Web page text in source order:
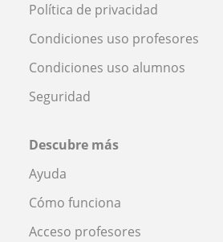
Política de privacidad
Condiciones uso profesores
Condiciones uso alumnos
Seguridad
Descubre más
Ayuda
Cómo funciona
Acceso profesores